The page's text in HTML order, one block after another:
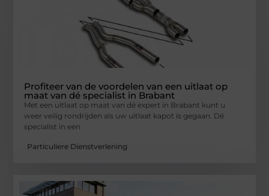
Profiteer van de voordelen van een uitlaat op
maat van dé specialist in Brabant
Met een uitlaat op maat van dé expert in Brabant kunt u
weer veilig rondrijden als uw uitlaat kapot is gegaan. Dé
specialist in een
Particuliere Dienstverlening